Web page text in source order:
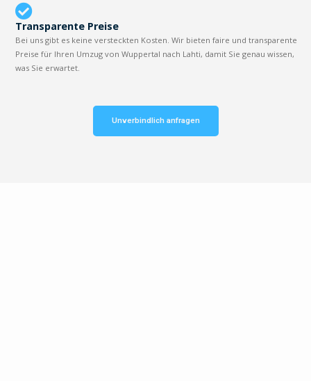
Transparente Preise
Bei uns gibt es keine versteckten Kosten. Wir bieten faire und transparente
Preise für Ihren Umzug von Wuppertal nach Lahti, damit Sie genau wissen,
was Sie erwartet.
Unverbindlich anfragen